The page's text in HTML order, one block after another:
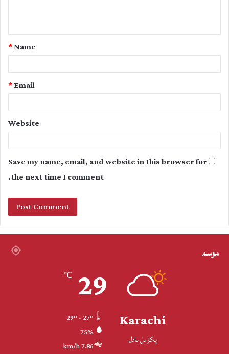
t
Name
*
Email
*
Website
Save my name, email, and website in this browser for
the next time I comment.
موسم
Karachi
پکڙيل بادل
29
℃
75%
7.86 km/h